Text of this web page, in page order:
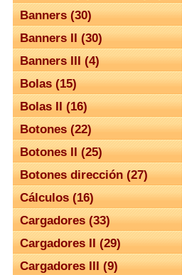
Banners (30)
Banners II (30)
Banners III (4)
Bolas (15)
Bolas II (16)
Botones (22)
Botones II (25)
Botones dirección (27)
Cálculos (16)
Cargadores (33)
Cargadores II (29)
Cargadores III (9)